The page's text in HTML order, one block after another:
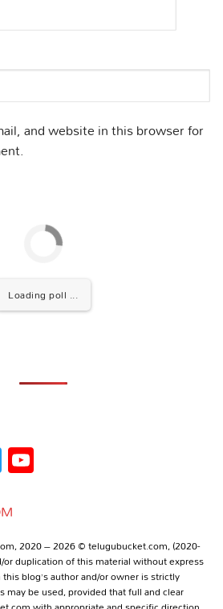
and website in this browser for
Loading poll ...
Twitter
2020 – 2026 © telugubucket.com, (2020-
or duplication of this material without express
blog’s author and/or owner is strictly
may be used, provided that full and clear